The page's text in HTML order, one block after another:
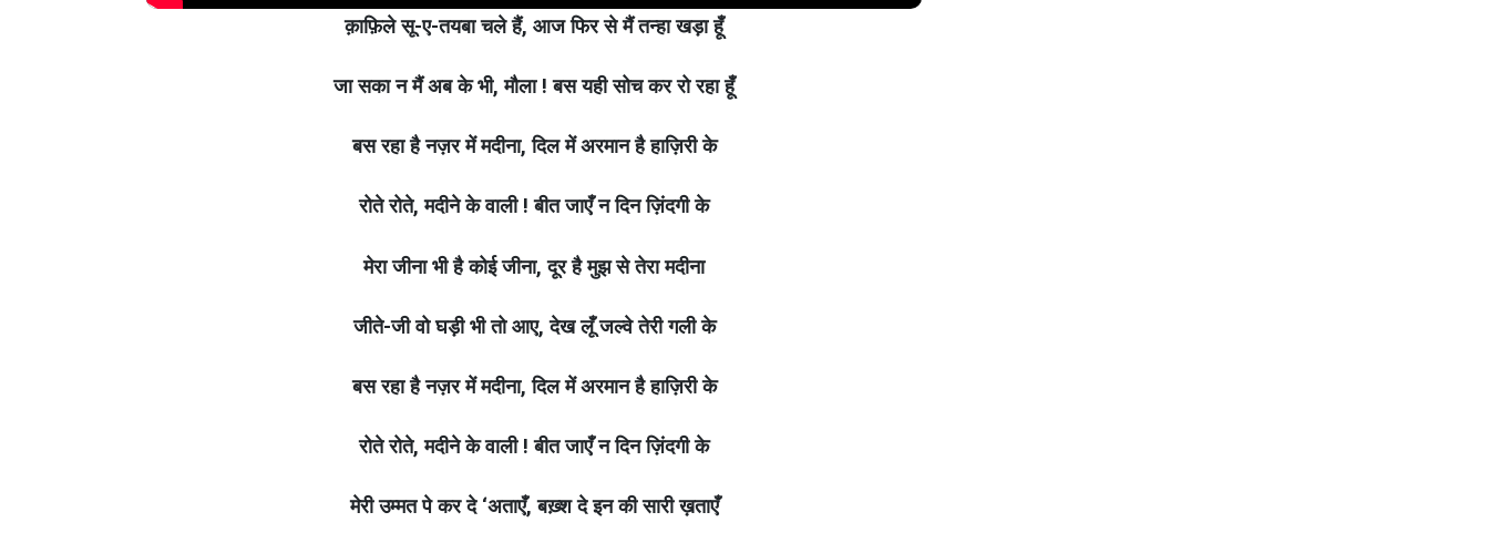
क़ाफ़िले सू-ए-तयबा चले हैं, आज फिर से मैं तन्हा खड़ा हूँ
जा सका न मैं अब के भी, मौला ! बस यही सोच कर रो रहा हूँ
बस रहा है नज़र में मदीना, दिल में अरमान है हाज़िरी के
रोते रोते, मदीने के वाली ! बीत जाएँ न दिन ज़िंदगी के
मेरा जीना भी है कोई जीना, दूर है मुझ से तेरा मदीना
जीते-जी वो घड़ी भी तो आए, देख लूँ जल्वे तेरी गली के
बस रहा है नज़र में मदीना, दिल में अरमान है हाज़िरी के
रोते रोते, मदीने के वाली ! बीत जाएँ न दिन ज़िंदगी के
मेरी उम्मत पे कर दे ‘अताएँ, बख़्श दे इन की सारी ख़ताएँ